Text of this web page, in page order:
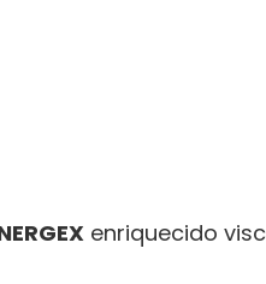
enriquecido